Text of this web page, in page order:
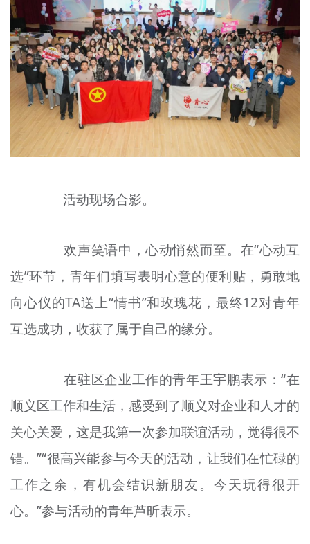
活动现场合影。
欢声笑语中，心动悄然而至。在“心动互
选”环节，青年们填写表明心意的便利贴，勇敢地
向心仪的TA送上“情书”和玫瑰花，最终12对青年
互选成功，收获了属于自己的缘分。
在驻区企业工作的青年王宇鹏表示：“在
顺义区工作和生活，感受到了顺义对企业和人才的
关心关爱，这是我第一次参加联谊活动，觉得很不
错。”“很高兴能参与今天的活动，让我们在忙碌的
工作之余，有机会结识新朋友。今天玩得很开
心。”参与活动的青年芦昕表示。